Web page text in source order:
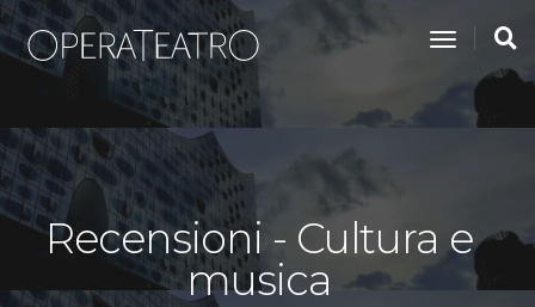
toggle
Recensioni - Cultura e
musica